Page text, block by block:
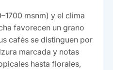
msnm) y el clima
favorecen un grano
cafés se distinguen por
marcada y notas
hasta florales,